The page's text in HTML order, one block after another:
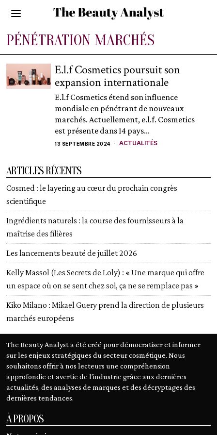
PÉNÉTRATION MARCHÉS
E.l.f Cosmetics poursuit son
expansion internationale
E.l.f Cosmetics étend son influence
mondiale en pénétrant de nouveaux
marchés. Actuellement, e.l.f. Cosmetics
est présente dans 14 pays...
13 SEPTEMBRE 2024 ACTUALITÉS
ARTICLES RÉCENTS
Cosmed : le layering au cœur du prochain congrès
scientifique
Ingrédients naturels : la course des fournisseurs à la
maîtrise des filières
Les lancements beauté de juillet 2026
Kelly Massol (Les Secrets de Loly) : « Une marque qui offre
un espace où on se sent chez soi, ça ne se remplace pas »
Kiko Milano : Mikael Guery prend la direction de plusieurs
marchés européens
The Beauty Analyst a été créé pour démocratiser et informer
sur les enjeux stratégiques du secteur cosmétique. Nous
souhaitons offrir à nos lecteurs une compréhension
approfondie et avertie de l’industrie grâce aux dernières
actualités, des analyses de marques et des décryptages des
dernières tendances.
À PROPOS